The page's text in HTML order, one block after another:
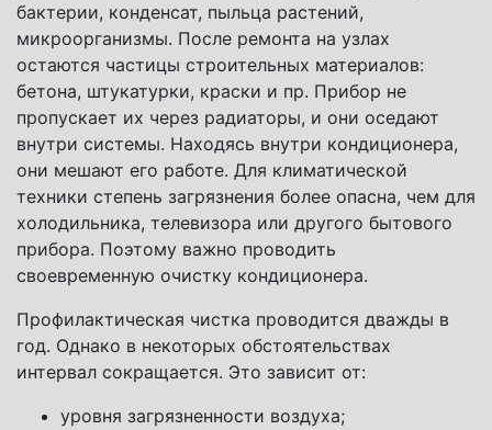
бактерии, конденсат, пыльца растений,
микроорганизмы. После ремонта на узлах
остаются частицы строительных материалов:
бетона, штукатурки, краски и пр. Прибор не
пропускает их через радиаторы, и они оседают
внутри системы. Находясь внутри кондиционера,
они мешают его работе. Для климатической
техники степень загрязнения более опасна, чем для
холодильника, телевизора или другого бытового
прибора. Поэтому важно проводить
своевременную очистку кондиционера.
Профилактическая чистка проводится дважды в
год. Однако в некоторых обстоятельствах
интервал сокращается. Это зависит от:
уровня загрязненности воздуха;